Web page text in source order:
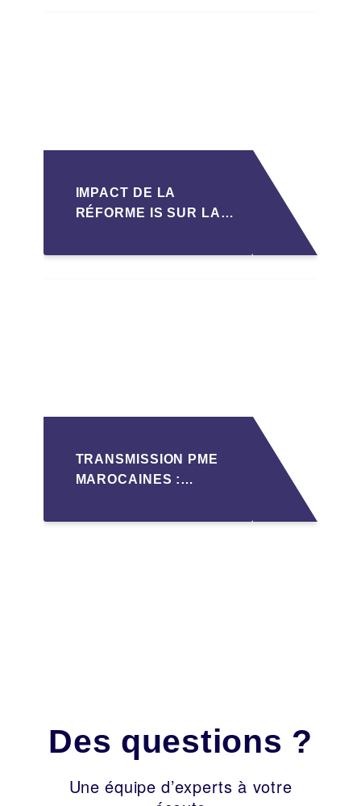
IMPACT DE LA
RÉFORME IS SUR LA
PME FAMILIALES AU
TRANSMISSION PME
MAROCAINES :
CESSION AVEC LES
Des questions ?
Une équipe d’experts à votre